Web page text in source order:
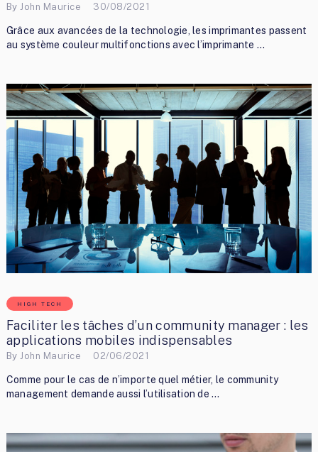
By John Maurice 30/08/2021
Grâce aux avancées de la technologie, les imprimantes passent
au système couleur multifonctions avec l’imprimante …
HIGH TECH
Faciliter les tâches d’un community manager : les
applications mobiles indispensables
ByJohn Maurice 02/06/2021
Comme pour le cas de n’importe quel métier, le community
management demande aussi l’utilisation de …